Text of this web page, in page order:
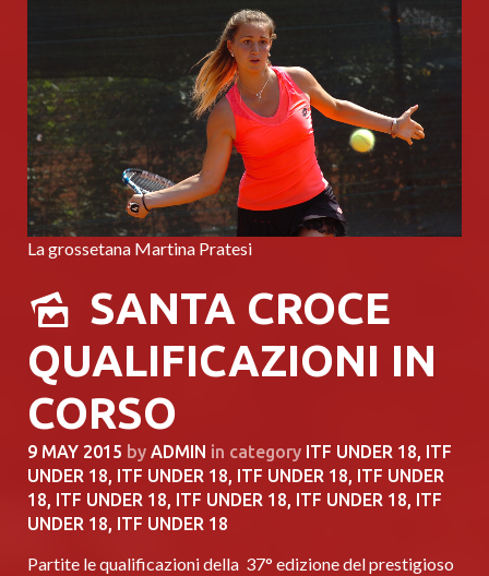
La grossetana Martina Pratesi
SANTA CROCE
QUALIFICAZIONI IN
CORSO
9 MAY 2015 by ADMIN in category ITF UNDER 18, ITF
UNDER 18, ITF UNDER 18, ITF UNDER 18, ITF UNDER
18, ITF UNDER 18, ITF UNDER 18, ITF UNDER 18, ITF
UNDER 18, ITF UNDER 18
Partite le qualificazioni della 37° edizione del prestigioso